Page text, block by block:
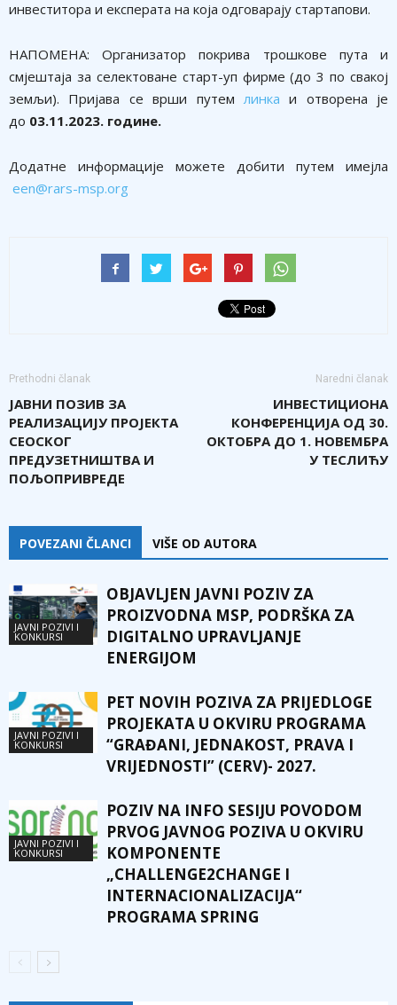
инвеститора и експерата на која одговарају стартапови.
НАПОМЕНА: Организатор покрива трошкове пута и
смјештаја за селектоване старт-уп фирме (до 3 по свакој
земљи). Пријава се врши путем линка и отворена је
до 03.11.2023. године.
Додатне информације можете добити путем имејла
een@rars-msp.org
Prethodni članak
ЈАВНИ ПОЗИВ ЗА
РЕАЛИЗАЦИЈУ ПРОЈЕКТА
СЕОСКОГ
ПРЕДУЗЕТНИШТВА И
ПОЉОПРИВРЕДЕ
Naredni članak
ИНВЕСТИЦИОНА
КОНФЕРЕНЦИЈА ОД 30.
ОКТОБРА ДО 1. НОВЕМБРА
У ТЕСЛИЋУ
POVEZANI ČLANCI VIŠE OD AUTORA
JAVNI POZIVI I
KONKURSI
OBJAVLJEN JAVNI POZIV ZA
PROIZVODNA MSP, PODRŠKA ZA
DIGITALNO UPRAVLJANJE
ENERGIJOM
JAVNI POZIVI I
KONKURSI
PET NOVIH POZIVA ZA PRIJEDLOGE
PROJEKATA U OKVIRU PROGRAMA
“GRAĐANI, JEDNAKOST, PRAVA I
VRIJEDNOSTI” (CERV)- 2027.
JAVNI POZIVI I
KONKURSI
POZIV NA INFO SESIJU POVODOM
PRVOG JAVNOG POZIVA U OKVIRU
KOMPONENTE
„CHALLENGE2CHANGE I
INTERNACIONALIZACIJA“
PROGRAMA SPRING